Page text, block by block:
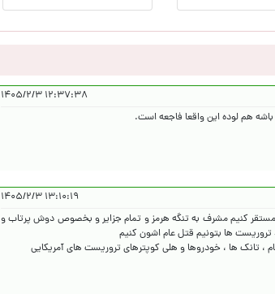
۱۲:۳۷:۳۸ ۱۴۰۵/۲/۳
هم لوده این واقعا فاجعه است.
۱۳:۱۰:۱۹ ۱۴۰۵/۲/۳
مستقر کنیم مشرف به تنگه هرمز و تمام جزایر و بخصوص دوش پرتاب و
، تانک ها ، خودروها و هلی کوپترهای تروریست های آمریکایی